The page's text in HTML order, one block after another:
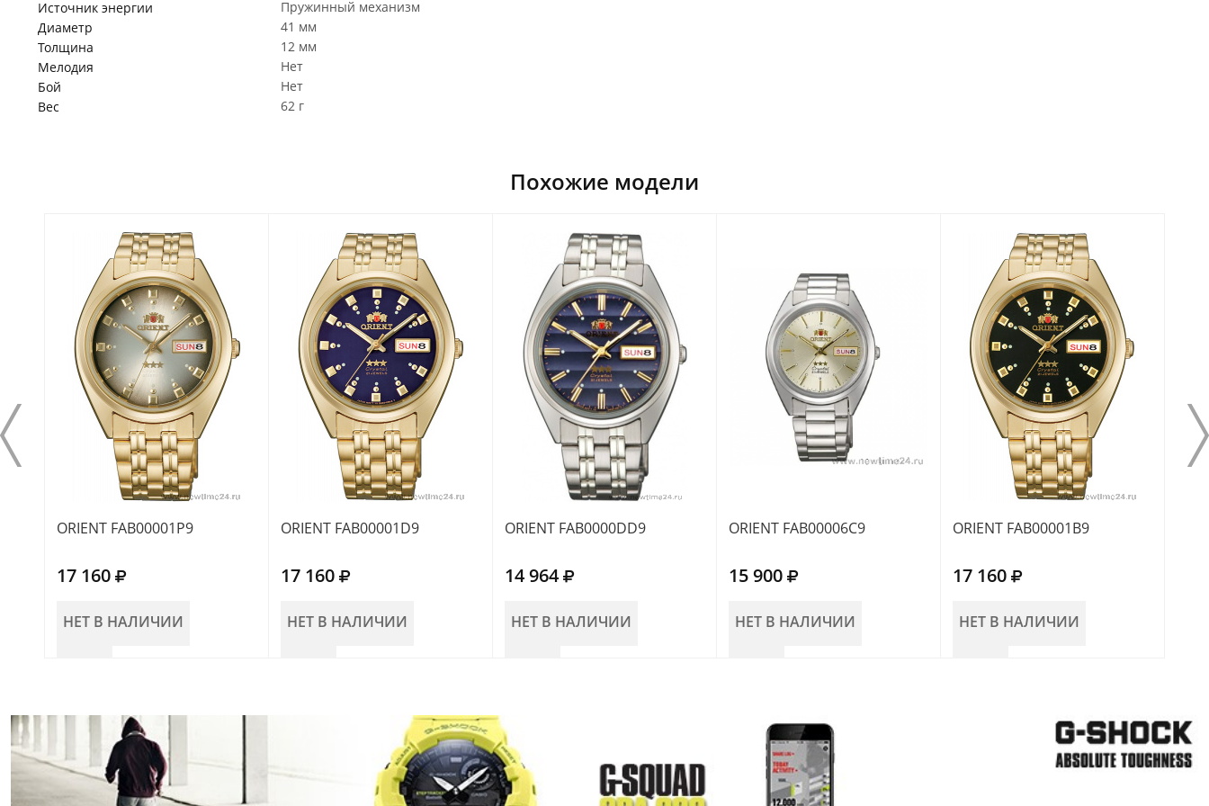
Источник энергии
Пружинный механизм
Диаметр
41 мм
Толщина
12 мм
Мелодия
Нет
Бой
Нет
Вес
62 г
Похожие модели
ORIENT FAB00001P9
17 160
НЕТ В НАЛИЧИИ
ORIENT FAB00001D9
17 160
НЕТ В НАЛИЧИИ
ORIENT FAB0000DD9
14 964
НЕТ В НАЛИЧИИ
ORIENT FAB00006C9
15 900
НЕТ В НАЛИЧИИ
ORIENT FAB00001B9
17 160
НЕТ В НАЛИЧИИ